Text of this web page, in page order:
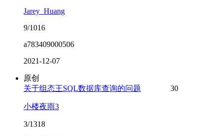
Jarey_Huang
9/1016
a783409000506
2021-12-07
原创
关于组态王SQL数据库查询的问题
30
小楼夜雨3
3/1318